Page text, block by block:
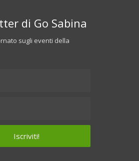
di Go Sabina
sugli eventi della